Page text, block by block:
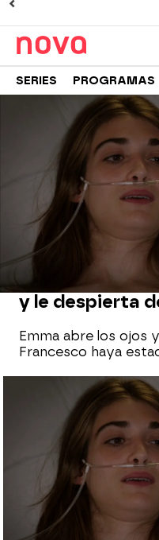
SERIES PROGRAMAS
» Series » A un
MOMENTO
Francesco
y le despierta
Emma abre los ojos
Francesco haya
Madrid
04 de julio
WhatsappFacebook